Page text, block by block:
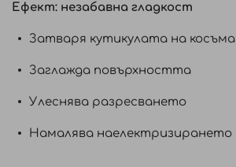
Ефект: незабавна гладкост
Затваря кутикулата на косъма
Заглажда повърхността
Улеснява разресването
Намалява наелектризирането